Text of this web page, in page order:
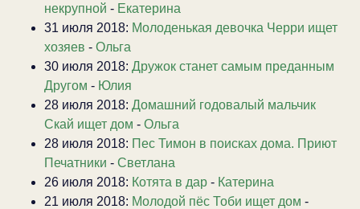
некрупной - Екатерина
31 июля 2018: Молоденькая девочка Черри ищет
хозяев - Ольга
30 июля 2018: Дружок станет самым преданным
Другом - Юлия
28 июля 2018: Домашний годовалый мальчик
Скай ищет дом - Ольга
28 июля 2018: Пес Тимон в поисках дома. Приют
Печатники - Светлана
26 июля 2018: Котята в дар - Катерина
21 июля 2018: Молодой пёс Тоби ищет дом -